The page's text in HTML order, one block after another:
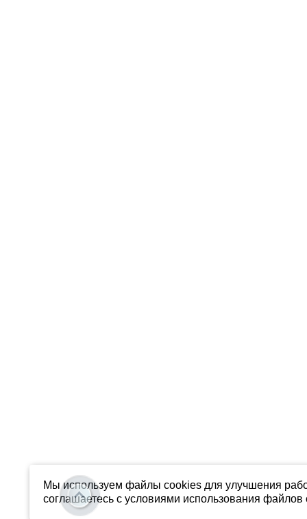
Мы используем файлы cookies для улучшения
соглашаетесь с условиями использования файлов